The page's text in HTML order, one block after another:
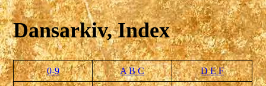
Dansarkiv, Index
0-9 A B C D E F